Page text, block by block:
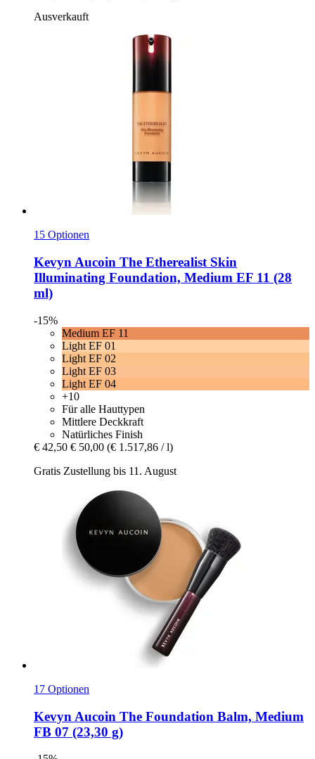
Ausverkauft
15 Optionen
Kevyn Aucoin The Etherealist Skin
Illuminating Foundation, Medium EF 11 (28
ml)
-15%
Medium EF 11
Light EF 01
Light EF 02
Light EF 03
Light EF 04
+10
Für alle Hauttypen
Mittlere Deckkraft
Natürliches Finish
€ 42,50 € 50,00 (€ 1.517,86 / l)
Gratis Zustellung bis 11. August
17 Optionen
Kevyn Aucoin The Foundation Balm, Medium
FB 07 (23,30 g)